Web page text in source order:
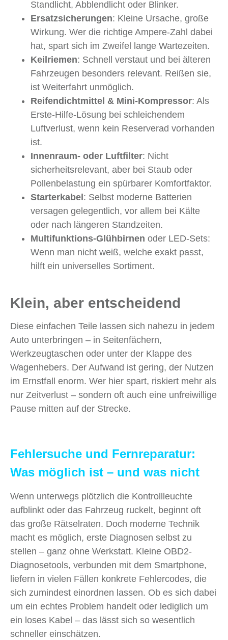
Standlicht, Abblendlicht oder Blinker.
Ersatzsicherungen: Kleine Ursache, große
Wirkung. Wer die richtige Ampere-Zahl dabei
hat, spart sich im Zweifel lange Wartezeiten.
Keilriemen: Schnell verstaut und bei älteren
Fahrzeugen besonders relevant. Reißen sie,
ist Weiterfahrt unmöglich.
Reifendichtmittel & Mini-Kompressor: Als
Erste-Hilfe-Lösung bei schleichendem
Luftverlust, wenn kein Reserverad vorhanden
ist.
Innenraum- oder Luftfilter: Nicht
sicherheitsrelevant, aber bei Staub oder
Pollenbelastung ein spürbarer Komfortfaktor.
Starterkabel : Selbst moderne Batterien
versagen gelegentlich, vor allem bei Kälte
oder nach längeren Standzeiten.
Multifunktions-Glühbirnen oder LED-Sets:
Wenn man nicht weiß, welche exakt passt,
hilft ein universelles Sortiment.
Klein, aber entscheidend
Diese einfachen Teile lassen sich nahezu in jedem
Auto unterbringen – in Seitenfächern,
Werkzeugtaschen oder unter der Klappe des
Wagenhebers. Der Aufwand ist gering, der Nutzen
im Ernstfall enorm. Wer hier spart, riskiert mehr als
nur Zeitverlust – sondern oft auch eine unfreiwillige
Pause mitten auf der Strecke.
Fehlersuche und Fernreparatur:
Was möglich ist – und was nicht
Wenn unterwegs plötzlich die Kontrollleuchte
aufblinkt oder das Fahrzeug ruckelt, beginnt oft
das große Rätselraten. Doch moderne Technik
macht es möglich, erste Diagnosen selbst zu
stellen – ganz ohne Werkstatt. Kleine OBD2-
Diagnosetools, verbunden mit dem Smartphone,
liefern in vielen Fällen konkrete Fehlercodes, die
sich zumindest einordnen lassen. Ob es sich dabei
um ein echtes Problem handelt oder lediglich um
ein loses Kabel – das lässt sich so wesentlich
schneller einschätzen.